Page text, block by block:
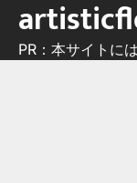
Skip
content
PR：本サイトに